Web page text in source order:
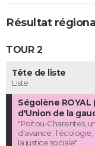
Résultat
TOUR 2
Tête de liste
Liste
Ségolène ROYAL
d'Union de la
"Poitou-Charentes,
d'avance : l'écologie,
la justice sociale"